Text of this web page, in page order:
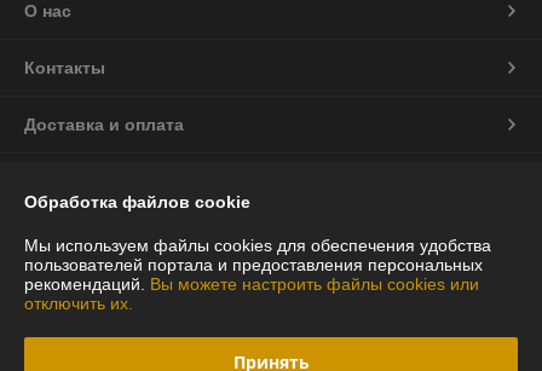
О нас
Контакты
Доставка и оплата
Полная версия сайта
Политика обработки cookies
Обработка файлов cookie
Мы используем файлы cookies для обеспечения удобства
пользователей портала и предоставления персональных
рекомендаций. Вы можете настроить файлы cookies или
отключить их.
Принять